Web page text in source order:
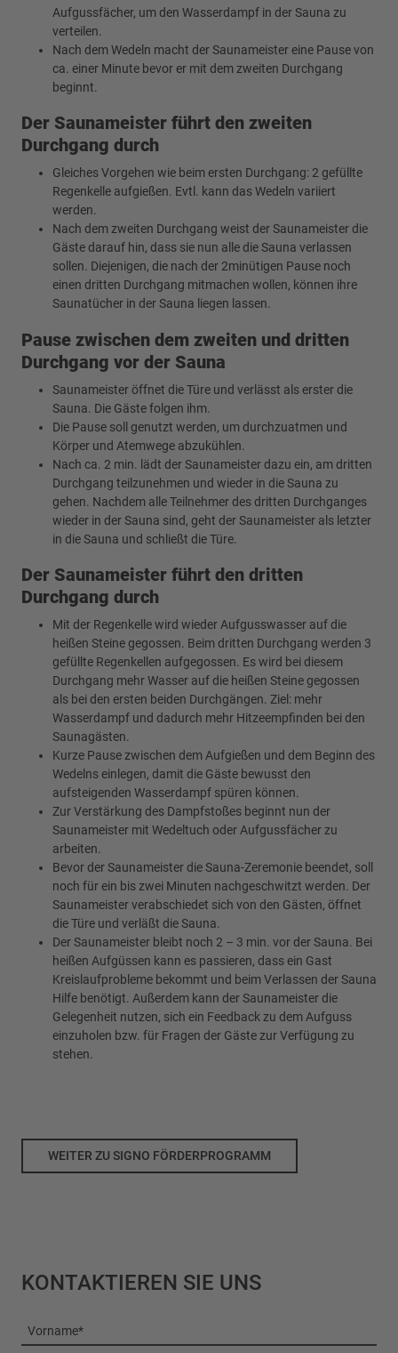
Aufgussfächer, um den Wasserdampf in der Sauna zu
verteilen.
Nach dem Wedeln macht der Saunameister eine Pause von
ca. einer Minute bevor er mit dem zweiten Durchgang
beginnt.
Der Saunameister führt den zweiten
Durchgang durch
Gleiches Vorgehen wie beim ersten Durchgang: 2 gefüllte
Regenkelle aufgießen. Evtl. kann das Wedeln variiert
werden.
Nach dem zweiten Durchgang weist der Saunameister die
Gäste darauf hin, dass sie nun alle die Sauna verlassen
sollen. Diejenigen, die nach der 2minütigen Pause noch
einen dritten Durchgang mitmachen wollen, können ihre
Saunatücher in der Sauna liegen lassen.
Pause zwischen dem zweiten und dritten
Durchgang vor der Sauna
Saunameister öffnet die Türe und verlässt als erster die
Sauna. Die Gäste folgen ihm.
Die Pause soll genutzt werden, um durchzuatmen und
Körper und Atemwege abzukühlen.
Nach ca. 2 min. lädt der Saunameister dazu ein, am dritten
Durchgang teilzunehmen und wieder in die Sauna zu
gehen. Nachdem alle Teilnehmer des dritten Durchganges
wieder in der Sauna sind, geht der Saunameister als letzter
in die Sauna und schließt die Türe.
Der Saunameister führt den dritten
Durchgang durch
Mit der Regenkelle wird wieder Aufgusswasser auf die
heißen Steine gegossen. Beim dritten Durchgang werden 3
gefüllte Regenkellen aufgegossen. Es wird bei diesem
Durchgang mehr Wasser auf die heißen Steine gegossen
als bei den ersten beiden Durchgängen. Ziel: mehr
Wasserdampf und dadurch mehr Hitzeempfinden bei den
Saunagästen.
Kurze Pause zwischen dem Aufgießen und dem Beginn des
Wedelns einlegen, damit die Gäste bewusst den
aufsteigenden Wasserdampf spüren können.
Zur Verstärkung des Dampfstoßes beginnt nun der
Saunameister mit Wedeltuch oder Aufgussfächer zu
arbeiten.
Bevor der Saunameister die Sauna-Zeremonie beendet, soll
noch für ein bis zwei Minuten nachgeschwitzt werden. Der
Saunameister verabschiedet sich von den Gästen, öffnet
die Türe und verläßt die Sauna.
Der Saunameister bleibt noch 2 – 3 min. vor der Sauna. Bei
heißen Aufgüssen kann es passieren, dass ein Gast
Kreislaufprobleme bekommt und beim Verlassen der Sauna
Hilfe benötigt. Außerdem kann der Saunameister die
Gelegenheit nutzen, sich ein Feedback zu dem Aufguss
einzuholen bzw. für Fragen der Gäste zur Verfügung zu
stehen.
WEITER ZU SIGNO FÖRDERPROGRAMM
KONTAKTIEREN SIE UNS